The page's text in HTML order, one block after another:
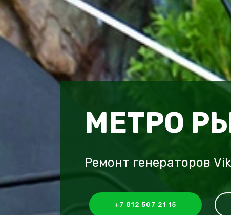
МЕТРО
Ремонт генераторов
+7 812 507 21 15